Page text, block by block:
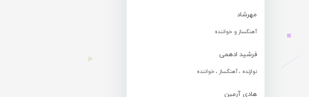
مهرشاد
آهنگساز و خواننده
فرشید ادهمی
نوازنده ، آهنگساز ، خواننده
هادی آرمین